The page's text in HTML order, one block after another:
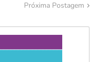
Próxima Postagem